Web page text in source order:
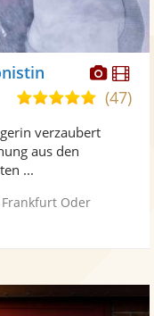
5,0
5
(47)
verzaubert
aus den
...
Oder